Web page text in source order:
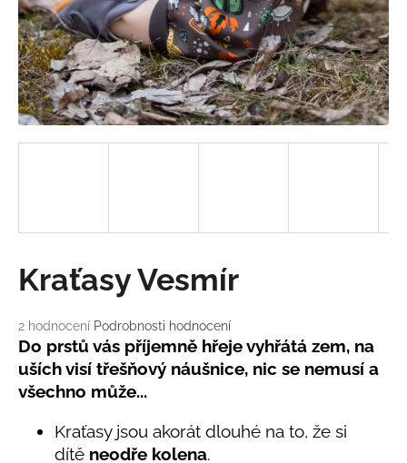
Průměrné
hodnocení
produktu
je
5,0
hvězdiček.
2 hodnocení Podrobnosti hodnocení
Kraťasy Vesmír
Do prstů vás příjemně hřeje vyhřátá zem, na
uších visí třešňový náušnice, nic se nemusí a
všechno může...
Kraťasy jsou akorát dlouhé na to, že si
dítě neodře kolena.
a
j
í
t
?
D
p
o
r
u